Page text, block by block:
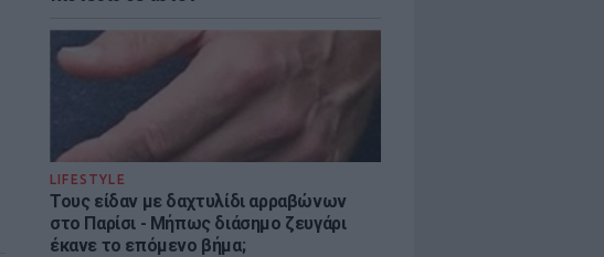
LIFESTYLE
Τους είδαν με δαχτυλίδι αρραβώνων
στο Παρίσι - Μήπως διάσημο ζευγάρι
έκανε το επόμενο βήμα;